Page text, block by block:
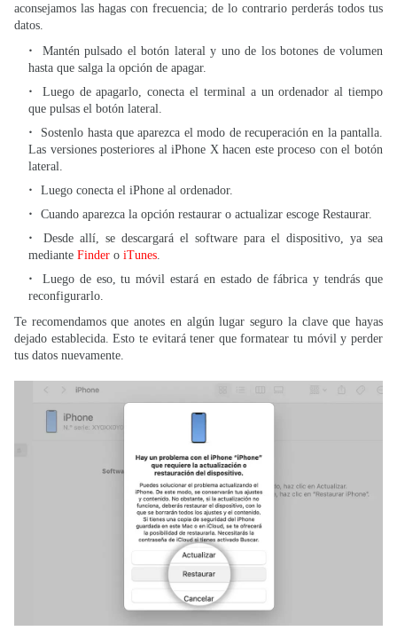
aconsejamos las hagas con frecuencia; de lo contrario perderás todos tus
datos.
Mantén pulsado el botón lateral y uno de los botones de volumen
hasta que salga la opción de apagar.
Luego de apagarlo, conecta el terminal a un ordenador al tiempo
que pulsas el botón lateral.
Sostenlo hasta que aparezca el modo de recuperación en la pantalla.
Las versiones posteriores al iPhone X hacen este proceso con el botón
lateral.
Luego conecta el iPhone al ordenador.
Cuando aparezca la opción restaurar o actualizar escoge Restaurar.
Desde allí, se descargará el software para el dispositivo, ya sea
mediante Finder o iTunes.
Luego de eso, tu móvil estará en estado de fábrica y tendrás que
reconfigurarlo.
Te recomendamos que anotes en algún lugar seguro la clave que hayas
dejado establecida. Esto te evitará tener que formatear tu móvil y perder
tus datos nuevamente.